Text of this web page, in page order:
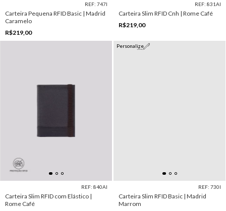
REF: 747I
Carteira Pequena RFID Basic | Madrid
Caramelo
R$219,00
REF: 831AI
Carteira Slim RFID Cnh | Rome Café
R$219,00
REF: 840AI
Carteira Slim RFID com Elástico |
Rome Café
Personalize
REF: 730I
Carteira Slim RFID Basic | Madrid
Marrom